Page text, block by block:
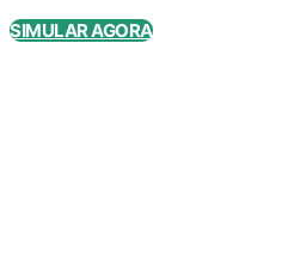
SIMULAR AGORA